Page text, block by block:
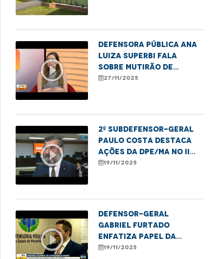
play_circle_outline
Defensora pública Ana
Luiza Superbi fala
sobre mutirão de
atendimentos para
27/11/2025
play_circle_outline
2º subdefensor-geral
Paulo Costa destaca
ações da DPE/MA no II
Festival da Consciência
19/11/2025
play_circle_outline
Defensor-geral
Gabriel Furtado
enfatiza papel da
DPE/MA no II Festival da
19/11/2025